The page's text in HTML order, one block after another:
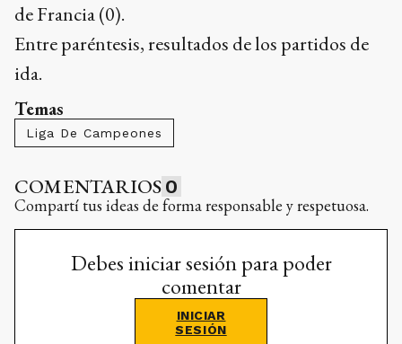
de Francia (0).
Entre paréntesis, resultados de los partidos de
ida.
Temas
Liga De Campeones
COMENTARIOS 0
Compartí tus ideas de forma responsable y respetuosa.
Debes iniciar sesión para poder
comentar
INICIAR
SESIÓN